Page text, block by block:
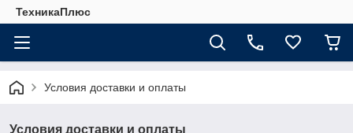
ТехникаПлюс
Условия доставки и оплаты
Условия доставки и оплаты